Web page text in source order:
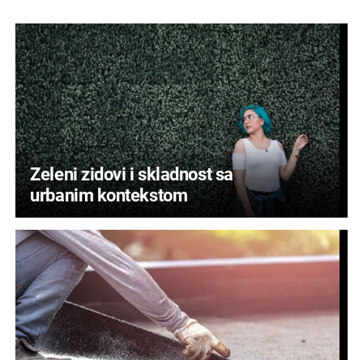
Zeleni zidovi i skladnost sa
urbanim kontekstom